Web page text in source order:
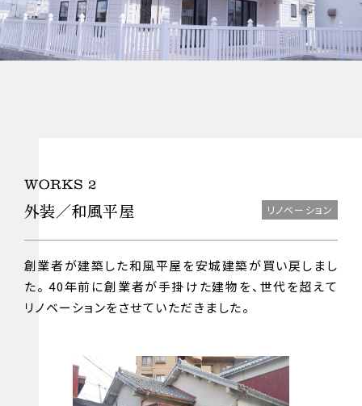
外装／和風平屋 リノベーション
創業者が建築した和風平屋を安城建築が買い戻しまし
た。 40年前に創業者が手掛けた建物を、世代を超えて
リノベーションをさせていただきました。